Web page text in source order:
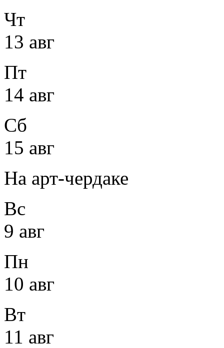
Чт
13 авг
Пт
14 авг
Сб
15 авг
На арт-чердаке
Вс
9 авг
Пн
10 авг
Вт
11 авг